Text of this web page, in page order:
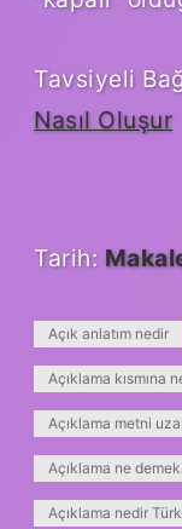
Tavsiyeli
Nasıl Oluşur
Tarih:
Açık anlatım nedir
Açıklama kısmına
Açıklama metni
Açıklama ne
Açıklama nedir